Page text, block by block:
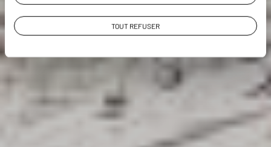
TOUT REFUSER
VOIR LA GALERIE PHOTOS